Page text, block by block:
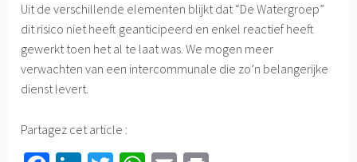
Uit de verschillende elementen blijkt dat “De Watergroep”
dit risico niet heeft geanticipeerd en enkel reactief heeft
gewerkt toen het al te laat was. We mogen meer
verwachten van een intercommunale die zo’n belangerijke
dienst levert.
Partagez cet article :